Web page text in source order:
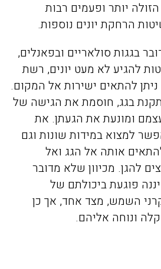
יותר ופעמים רבות
הרחקת יונים נוספות.
בגגות סולאריים ובפאנלים,
להגיע לא מעט יונים, רשת
ניתן להתאים ישירות אל המקום.
בגג, חוסמת את הגישה של
ומונעת את הגעתן. את
למצוא במידות שונות וגם
אותה אל הגג ואל
להגן. מכיוון שלא מדובר
פוגעת ביכולתם של
השמש, מצד אחד, אך כן
ונוחה אליהם.